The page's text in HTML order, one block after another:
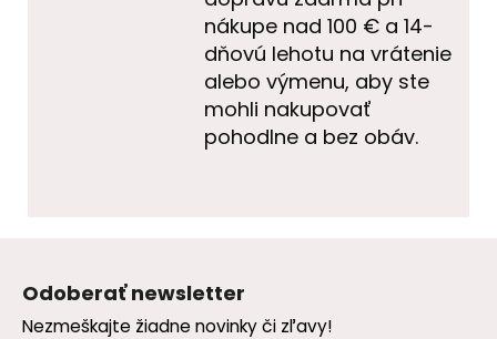
nákupe nad 100 € a 14-
dňovú lehotu na vrátenie
alebo výmenu, aby ste
mohli nakupovať
pohodlne a bez obáv.
Odoberať newsletter
Nezmeškajte žiadne novinky či zľavy!